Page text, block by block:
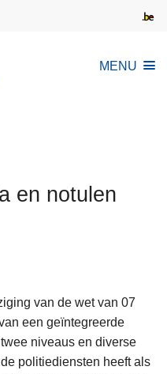
MENU
en notulen
van de wet van 07
een geïntegreerde
niveaus en diverse
politiediensten heeft als